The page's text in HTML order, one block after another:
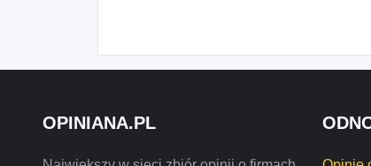
OPINIANA.PL